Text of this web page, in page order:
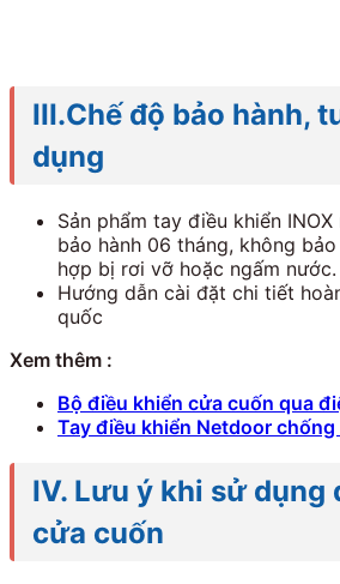
III.Chế độ bảo hành,
dụng
Sản phẩm tay điều khiển
bảo hành 06 tháng, không
hợp bị rơi vỡ hoặc ngấm nước.
Hướng dẫn cài đặt chi tiết
quốc
Xem thêm :
Bộ điều khiển cửa cuốn qua
Tay điều khiển Netdoor
IV. Lưu ý khi sử dụng
cửa cuốn